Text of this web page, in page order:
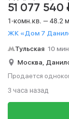
1-комн.кв. — 48.2
ЖК «Дом 7
51 077 540
Тульская 10 мин.
Москва,
Продается
3 часа назад